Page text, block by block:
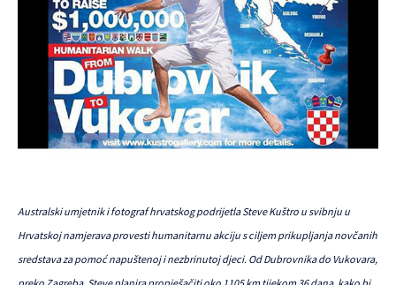
Australski umjetnik i fotograf hrvatskog podrijetla Steve Kuštro u svibnju u
Hrvatskoj namjerava provesti humanitarnu akciju s ciljem prikupljanja novčanih
sredstava za pomoć napuštenoj i nezbrinutoj djeci. Od Dubrovnika do Vukovara,